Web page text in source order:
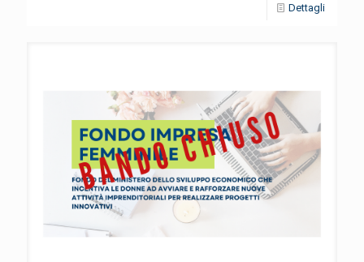
Dettagli